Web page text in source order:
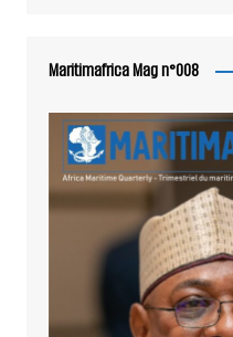
Maritimafrica Mag n°008